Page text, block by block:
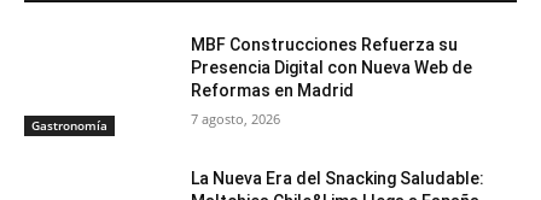
Gastronomía
MBF Construcciones Refuerza su
Presencia Digital con Nueva Web de
Reformas en Madrid
7 agosto, 2026
La Nueva Era del Snacking Saludable: